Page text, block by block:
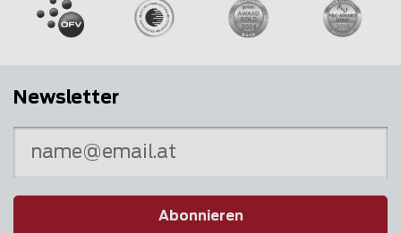
Newsletter
Abonnieren